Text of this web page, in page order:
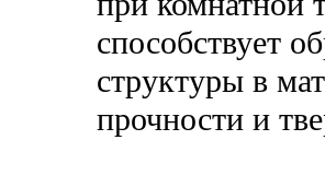
способствует
структуры в
прочности и